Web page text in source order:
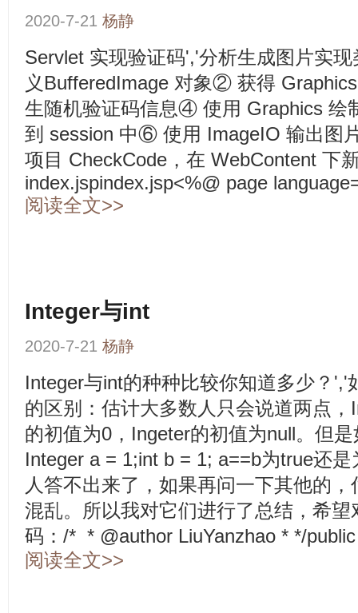
2020-7-21 杨静
Servlet 实现验证码','分析生成图片实
义BufferedImage 对象② 获得
生随机验证码信息④ 使用 Graphics
到 session 中⑥ 使用 ImageIO 输出图
项目 CheckCode，在 WebContent 下
index.jspindex.jsp<%@ page
阅读全文>>
Integer与int
2020-7-21 杨静
Integer与int的种种比较你知道多少？','
的区别：估计大多数人只会说道两点
的初值为0，Ingeter的初值为null。但
Integer a = 1;int b = 1; a==b为true还
人答不出来了，如果再问一下其他的
混乱。所以我对它们进行了总结，希
码：/* * @author LiuYanzhao * */
阅读全文>>